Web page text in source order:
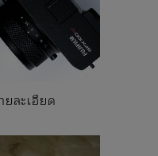
ละเอียด